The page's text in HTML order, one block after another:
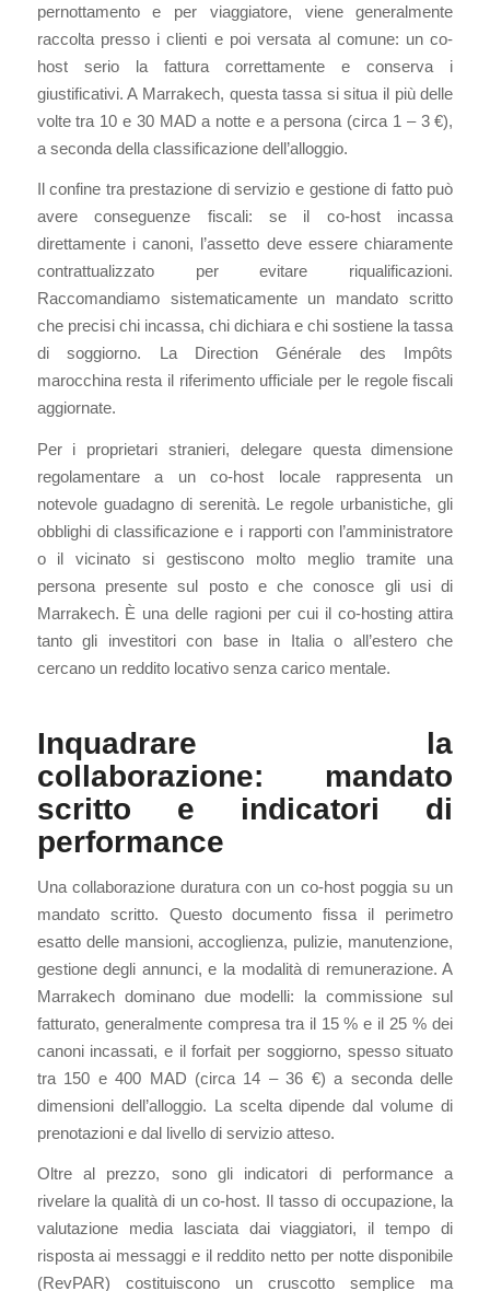
pernottamento e per viaggiatore, viene generalmente
raccolta presso i clienti e poi versata al comune: un co-
host serio la fattura correttamente e conserva i
giustificativi. A Marrakech, questa tassa si situa il più delle
volte tra 10 e 30 MAD a notte e a persona (circa 1 – 3 €),
a seconda della classificazione dell’alloggio.
Il confine tra prestazione di servizio e gestione di fatto può
avere conseguenze fiscali: se il co-host incassa
direttamente i canoni, l’assetto deve essere chiaramente
contrattualizzato per evitare riqualificazioni.
Raccomandiamo sistematicamente un mandato scritto
che precisi chi incassa, chi dichiara e chi sostiene la tassa
di soggiorno. La Direction Générale des Impôts
marocchina resta il riferimento ufficiale per le regole fiscali
aggiornate.
Per i proprietari stranieri, delegare questa dimensione
regolamentare a un co-host locale rappresenta un
notevole guadagno di serenità. Le regole urbanistiche, gli
obblighi di classificazione e i rapporti con l’amministratore
o il vicinato si gestiscono molto meglio tramite una
persona presente sul posto e che conosce gli usi di
Marrakech. È una delle ragioni per cui il co-hosting attira
tanto gli investitori con base in Italia o all’estero che
cercano un reddito locativo senza carico mentale.
Inquadrare la
collaborazione: mandato
scritto e indicatori di
performance
Una collaborazione duratura con un co-host poggia su un
mandato scritto. Questo documento fissa il perimetro
esatto delle mansioni, accoglienza, pulizie, manutenzione,
gestione degli annunci, e la modalità di remunerazione. A
Marrakech dominano due modelli: la commissione sul
fatturato, generalmente compresa tra il 15 % e il 25 % dei
canoni incassati, e il forfait per soggiorno, spesso situato
tra 150 e 400 MAD (circa 14 – 36 €) a seconda delle
dimensioni dell’alloggio. La scelta dipende dal volume di
prenotazioni e dal livello di servizio atteso.
Oltre al prezzo, sono gli indicatori di performance a
rivelare la qualità di un co-host. Il tasso di occupazione, la
valutazione media lasciata dai viaggiatori, il tempo di
risposta ai messaggi e il reddito netto per notte disponibile
(RevPAR) costituiscono un cruscotto semplice ma